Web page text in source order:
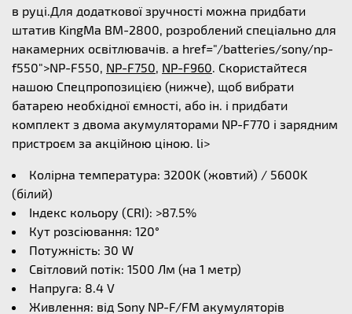
в руці.Для додаткової зручності можна придбати
штатив KingMa BM-2800, розроблений спеціально для
накамерних освітлювачів. a href="/batteries/sony/np-
f550">NP-F550, NP-F750, NP-F960. Скористайтеся
нашою Спецпропозицією (нижче), щоб вибрати
батарею необхідної ємності, або ін. і придбати
комплект з двома акумуляторами NP-F770 і зарядним
пристроєм за акційною ціною. li>
Колірна температура: 3200K (жовтий) / 5600K
(білий)
Індекс кольору (CRI): >87.5%
Кут розсіювання: 120°
Потужність: 30 W
Світловий потік: 1500 Лм (на 1 метр)
Напруга: 8.4 V
Живлення: від Sony NP-F/FM акумуляторів